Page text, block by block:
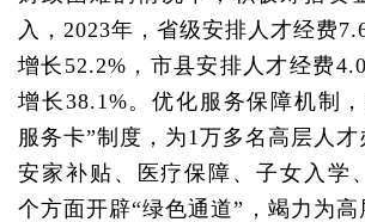
入，2023年，省级安排人才经费
增长52.2%，市县安排人才经费
增长38.1%。优化服务保障机制
服务卡”制度，为1万多名高层人
安家补贴、医疗保障、子女入学
个方面开辟“绿色通道”，竭力为